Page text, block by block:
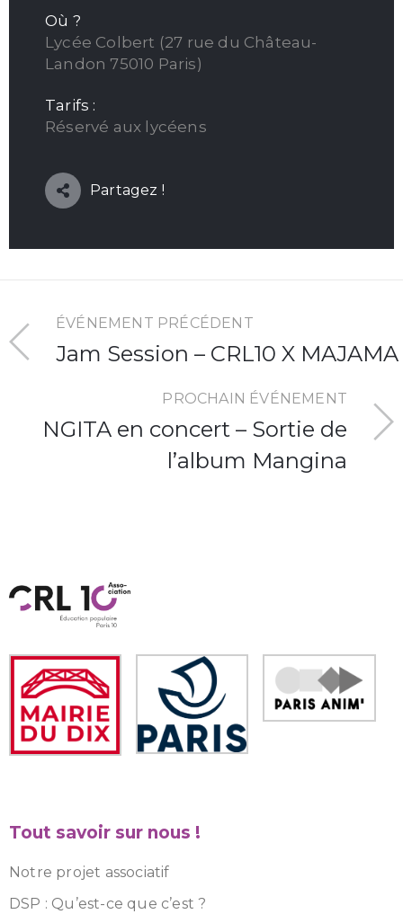
Où ?
Lycée Colbert (27 rue du Château-
Landon 75010 Paris)
Tarifs :
Réservé aux lycéens
Partagez !
ÉVÉNEMENT PRÉCÉDENT
Jam Session – CRL10 X MAJAMA
PROCHAIN ÉVÉNEMENT
NGITA en concert – Sortie de
l’album Mangina
Tout savoir sur nous !
Notre projet associatif
DSP : Qu’est-ce que c’est ?